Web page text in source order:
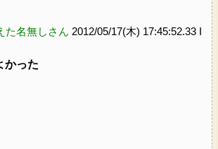
た名無しさん 2012/05/17(木) 17:45:52.33 I
かった